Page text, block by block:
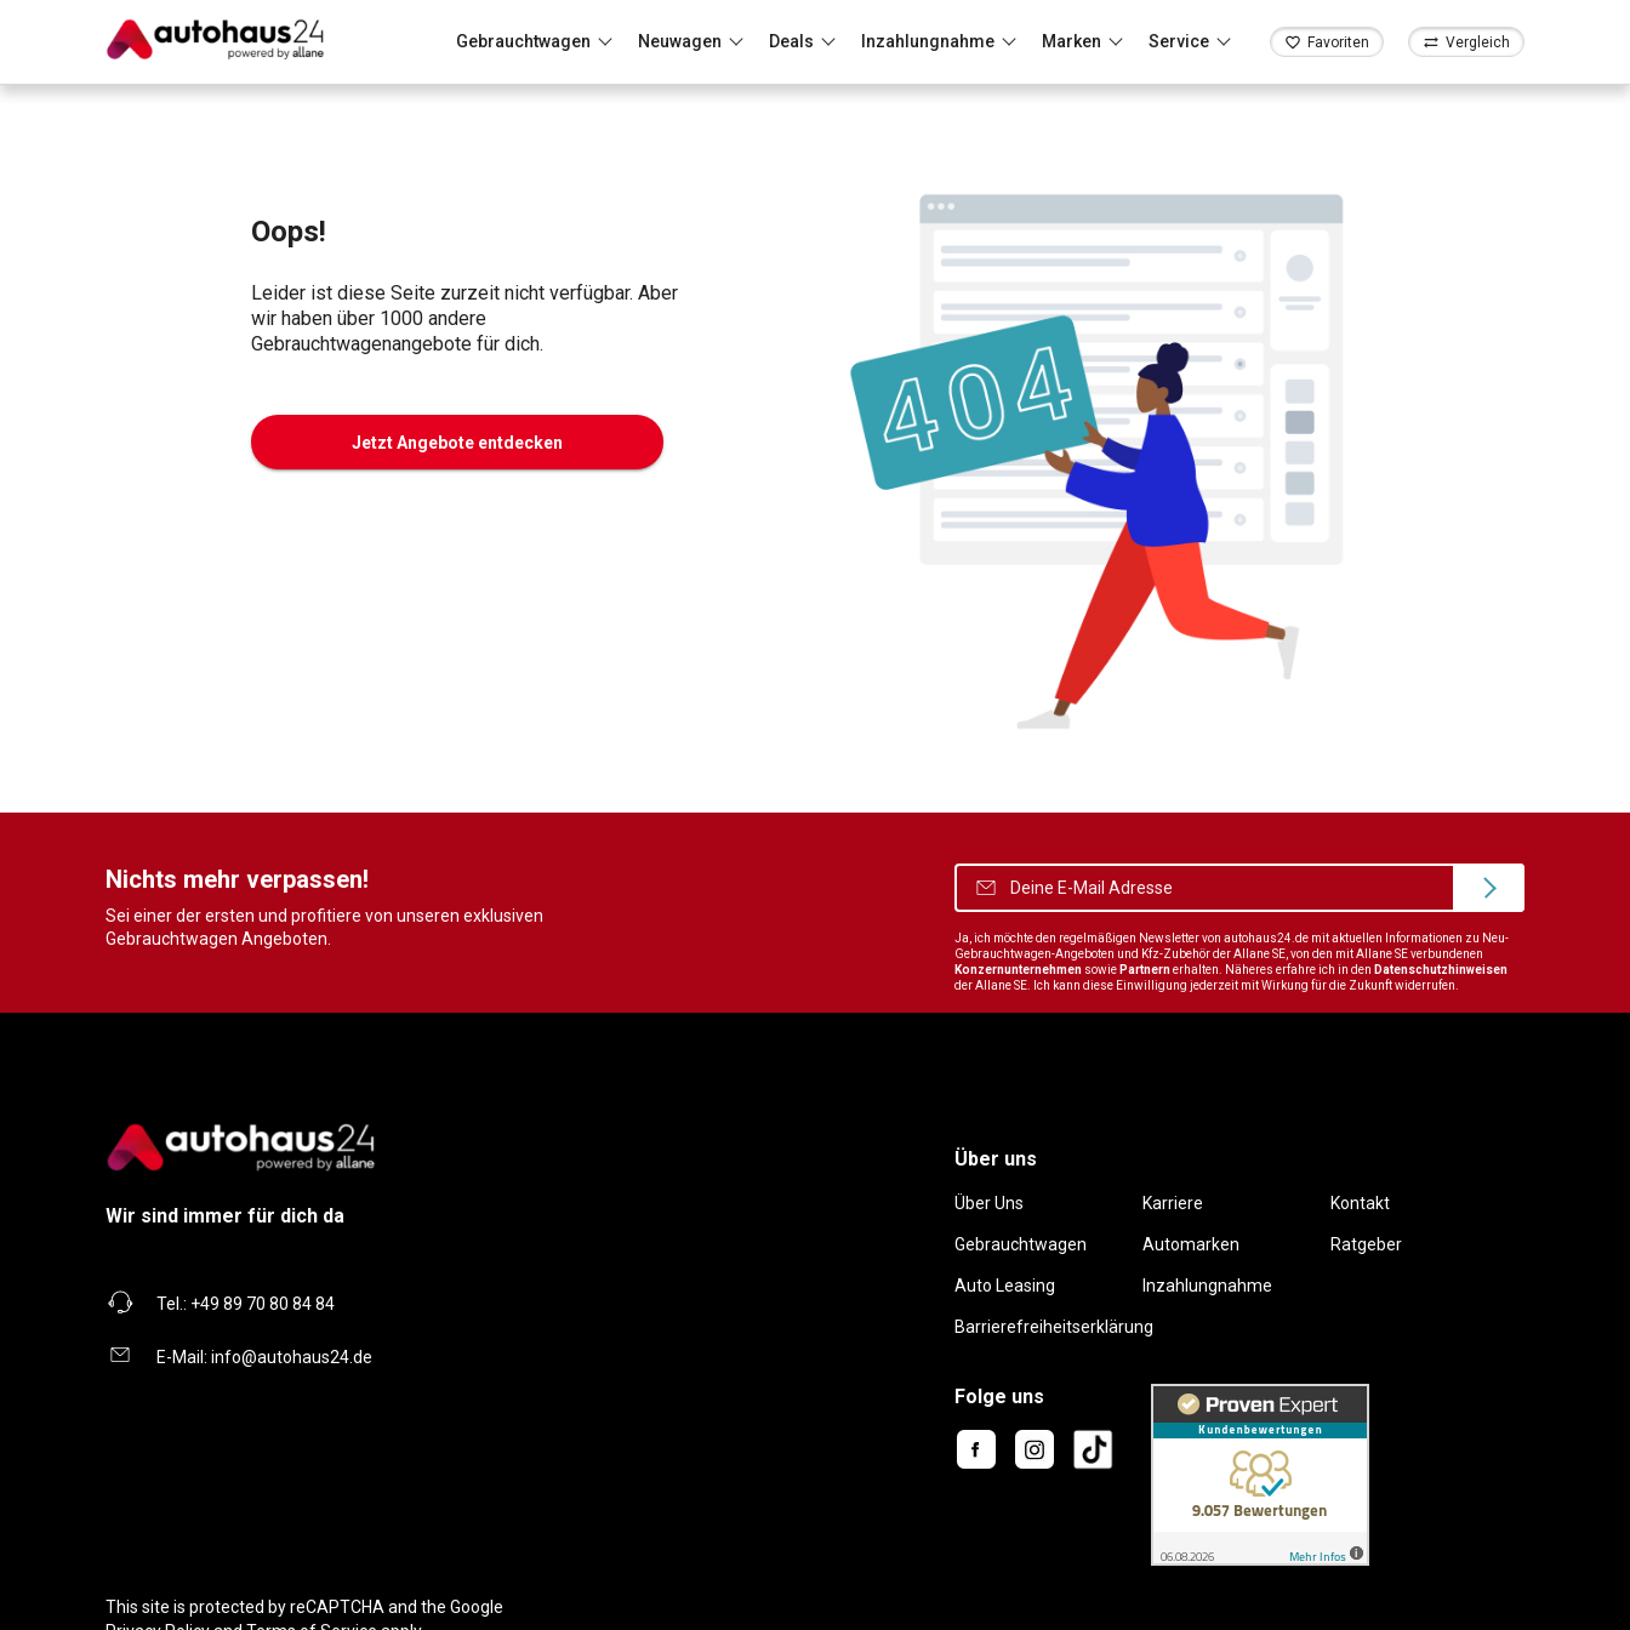
Gebrauchtwagen Neuwagen Deals Inzahlungnahme Marken Service Favoriten Vergleich
Oops!
Leider ist diese Seite zurzeit nicht verfügbar. Aber
wir haben über 1000 andere
Gebrauchtwagenangebote für dich.
Jetzt Angebote entdecken
Nichts mehr verpassen!
Sei einer der ersten und profitiere von unseren exklusiven
Gebrauchtwagen Angeboten.
Ja, ich möchte den regelmäßigen Newsletter von autohaus24.de mit aktuellen Informationen zu Neu-
Gebrauchtwagen-Angeboten und Kfz-Zubehör der Allane SE, von den mit Allane SE verbundenen
Konzernunternehmen sowie Partnernerhalten. Näheres erfahre ich in den Datenschutzhinweisen
der Allane SE. Ich kann diese Einwilligung jederzeit mit Wirkung für die Zukunft widerrufen.
Wir sind immer für dich da
Tel.: +49 89 70 80 84 84
E-Mail: info@autohaus24.de
Über uns
Über Uns Karriere Kontakt
Gebrauchtwagen Automarken Ratgeber
Auto Leasing Inzahlungnahme
Barrierefreiheitserklärung
Folge uns
This site is protected by reCAPTCHA and the Google